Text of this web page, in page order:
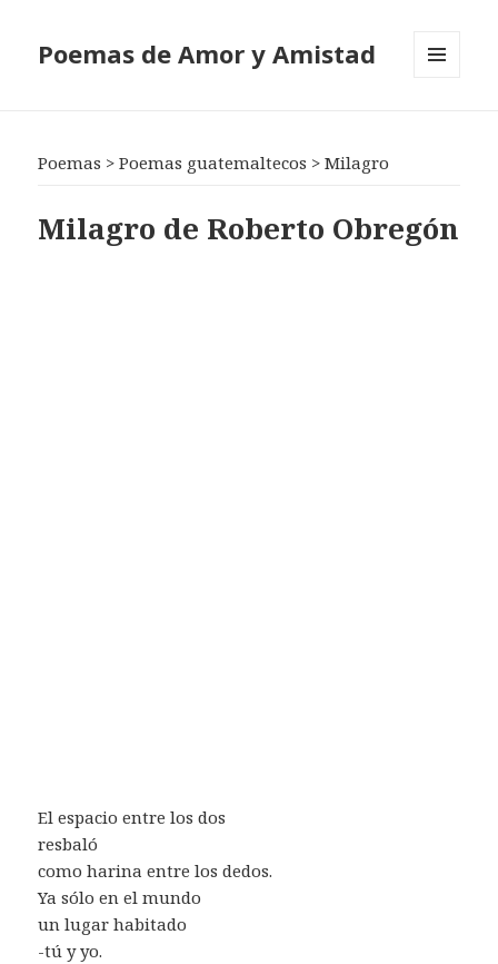
Poemas de Amor y Amistad
Poemas >Poemas guatemaltecos >Milagro
Milagro de Roberto Obregón
El espacio entre los dos
resbaló
como harina entre los dedos.
Ya sólo en el mundo
un lugar habitado
-tú y yo.